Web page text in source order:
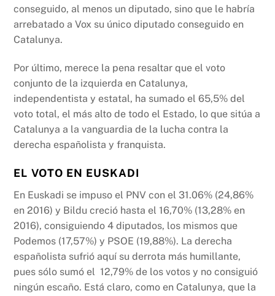
conseguido, al menos un diputado, sino que le habría
arrebatado a Vox su único diputado conseguido en
Catalunya.
Por último, merece la pena resaltar que el voto
conjunto de la izquierda en Catalunya,
independentista y estatal, ha sumado el 65,5% del
voto total, el más alto de todo el Estado, lo que sitúa a
Catalunya a la vanguardia de la lucha contra la
derecha españolista y franquista.
EL VOTO EN EUSKADI
En Euskadi se impuso el PNV con el 31.06% (24,86%
en 2016) y Bildu creció hasta el 16,70% (13,28% en
2016), consiguiendo 4 diputados, los mismos que
Podemos (17,57%) y PSOE (19,88%). La derecha
españolista sufrió aquí su derrota más humillante,
pues sólo sumó el 12,79% de los votos y no consiguió
ningún escaño. Está claro, como en Catalunya, que la